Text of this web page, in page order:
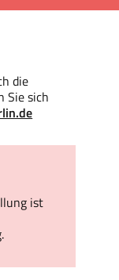
die
Sie sich
ist